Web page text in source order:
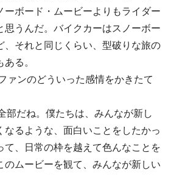
ーボード・ムービーよりもライダー
思うんだ。バイクカーはスノーボー
、それと同じくらい、型破りな旅の
る。
ァンのどういった感情をかきたて
部だね。僕たちは、みんなが新し
なるような、面白いことをしたかっ
て、日常の枠を越えて色んなことを
のムービーを観て、みんなが新しい